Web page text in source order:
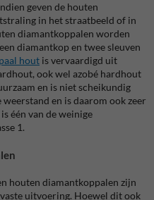
geven de houten
in het straatbeeld of in
diamantkoppalen worden
diamantkop en twee sleuven
hout is vervaardigd uit
ook wel azobé hardhout
en is niet scheikundig
en is daarom ook zeer
één van de weinige
1.
houten diamantkoppalen zijn
uitvoering. Hoewel dit ook